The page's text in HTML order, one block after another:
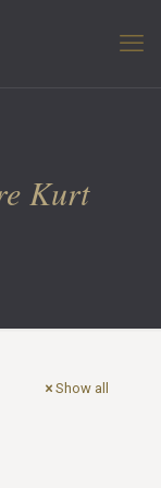
Kurt
Show all